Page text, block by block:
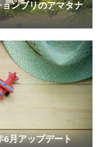
ンブリのアマタナ
6月アップデート